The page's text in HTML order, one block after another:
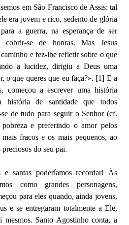
em São Francisco de Assis: tal
era jovem e rico, sedento de glória
a guerra, na esperança de ser
cobrir-se de honras. Mas Jesus
e fez-lhe refletir sobre o que
a lucidez, dirigiu a Deus uma
o que queres que eu faça?». [1] E a
começou a escrever uma história
história de santidade que todos
se de tudo para seguir o Senhor (cf.
e preferindo o amor pelos
fracos e os mais pequenos, ao
do seu pai.
e santas poderíamos recordar! Às
como grandes personagens,
para eles quando, ainda jovens,
e se entregaram totalmente a Ele,
mesmos. Santo Agostinho conta, a